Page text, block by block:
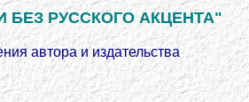
БЕЗ РУССКОГО АКЦЕНТА"
автора и издательства